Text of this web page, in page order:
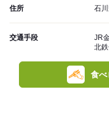
住所 石
交通手段
JR
北
食べ